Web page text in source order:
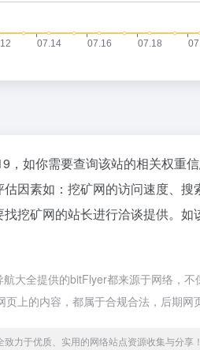
，如你需要查询该站的相关权重
因素如：挖矿网的访问速度、
挖矿网的站长进行洽谈提供。如
大全提供的bitFlyer都来源于网络，
上的内容，都属于合规合法，后期
力于优质、实用的网络站点资源收集与分享！